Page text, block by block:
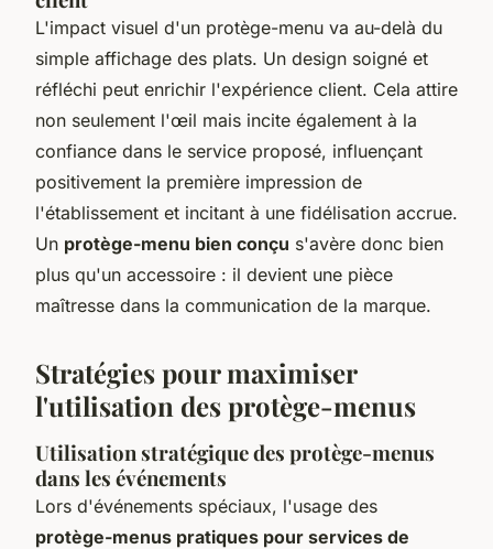
L'impact visuel d'un protège-menu va au-delà du
simple affichage des plats. Un design soigné et
réfléchi peut enrichir l'expérience client. Cela attire
non seulement l'œil mais incite également à la
confiance dans le service proposé, influençant
positivement la première impression de
l'établissement et incitant à une fidélisation accrue.
Un protège-menu bien conçu s'avère donc bien
plus qu'un accessoire : il devient une pièce
maîtresse dans la communication de la marque.
Stratégies pour maximiser
l'utilisation des protège-menus
Utilisation stratégique des protège-menus
dans les événements
Lors d'événements spéciaux, l'usage des
protège-menus pratiques pour services de